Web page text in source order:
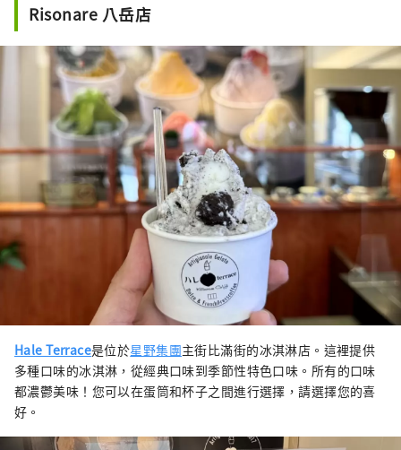
Risonare 八岳店
Hale Terrace是位於星野集團主街比滿街的冰淇淋店。這裡提供
多種口味的冰淇淋，從經典口味到季節性特色口味。所有的口味
都濃鬱美味！您可以在蛋筒和杯子之間進行選擇，請選擇您的喜
好。